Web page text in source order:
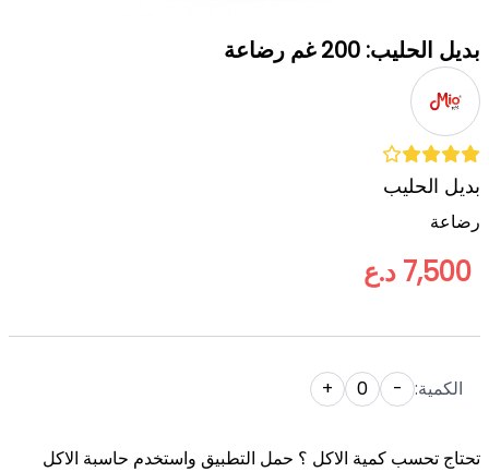
بديل الحليب: 200 غم رضاعة
بديل الحليب
رضاعة
7,500 د.ع
الكمية: -
0
+
تحتاج تحسب كمية الاكل ؟ حمل التطبيق واستخدم حاسبة الاكل